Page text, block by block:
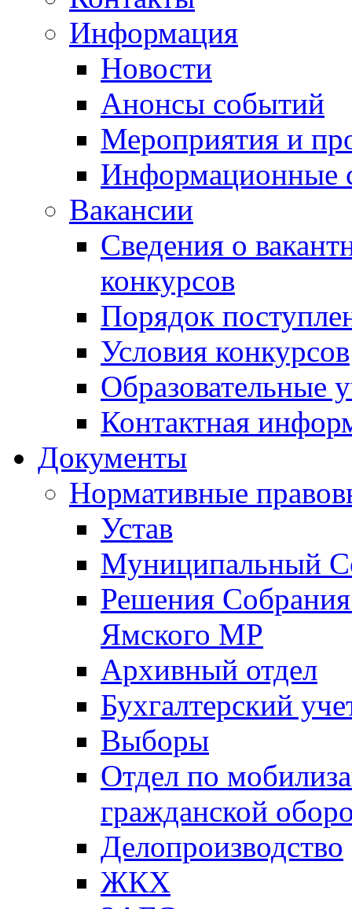
Информация
Новости
Анонсы событий
Мероприятия и
Информационные
Вакансии
Сведения о
конкурсов
Порядок
Условия конкурсов
Образовательные
Контактная
Документы
Нормативные
Устав
Муниципальный
Решения
Ямского МР
Архивный отдел
Бухгалтерский
Выборы
Отдел по
гражданской
Делопроизводство
ЖКХ